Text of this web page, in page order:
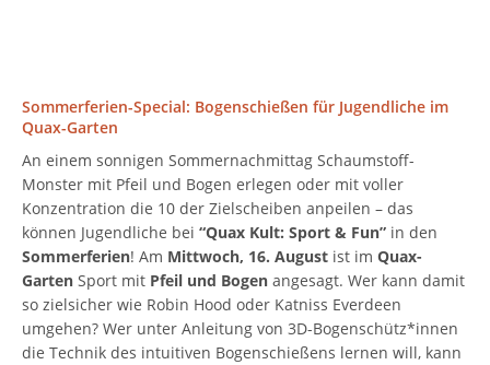
Sommerferien-Special: Bogenschießen für Jugendliche im
Quax-Garten
An einem sonnigen Sommernachmittag Schaumstoff-
Monster mit Pfeil und Bogen erlegen oder mit voller
Konzentration die 10 der Zielscheiben anpeilen – das
können Jugendliche bei “Quax Kult: Sport & Fun” in den
Sommerferien! Am Mittwoch, 16. August ist im Quax-
Garten Sport mit Pfeil und Bogen angesagt. Wer kann damit
so zielsicher wie Robin Hood oder Katniss Everdeen
umgehen? Wer unter Anleitung von 3D-Bogenschütz*innen
die Technik des intuitiven Bogenschießens lernen will, kann